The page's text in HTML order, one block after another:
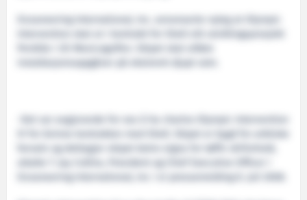
Oceaneering International, Inc. annonserte nyleg at Olympic
Intervention skal ut i kontrakt for Shell sitt utviklingsprosjekt
Perdido i US Mexicogulfen. Skipet skal utføre
installasjonsoppgåver på ekstremt djupt vatn.
-Det var avgjerande for oss å ha chartra Olympic Intervention
IV for åvinne kontrakten med Shell. Skipet er bygd for arktiske
farvatn og dettegjer skipet betre eigna for tøffe vêrforhold,
uttalte T. Jay Collins, President og Chief Executive Officer i
Oceaneering International, Inc i ei pressemelding 8. juli 2008.